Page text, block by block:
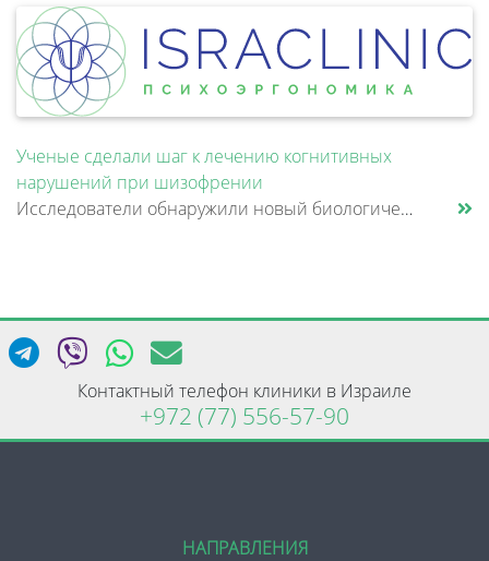
Ученые сделали шаг к лечению когнитивных
нарушений при шизофрении
Исследователи обнаружили новый биологический механизм, который может быть связан с нарушением памяти и внимания при шизо......
Контактный телефон клиники в Израиле
+972 (77) 556-57-90
НАПРАВЛЕНИЯ